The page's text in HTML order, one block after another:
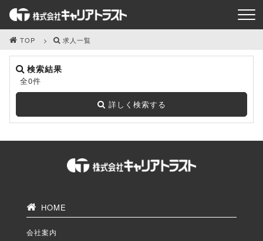
TOP 求人一覧
検索結果
全0件
詳しく検索する
HOME
会社案内